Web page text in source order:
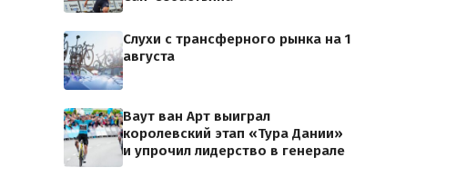
Слухи с трансферного рынка на 1
августа
Ваут ван Арт выиграл
королевский этап «Тура Дании»
и упрочил лидерство в генерале